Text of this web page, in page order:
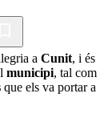
a Cunit, i és
municipi, tal com
que els va portar a